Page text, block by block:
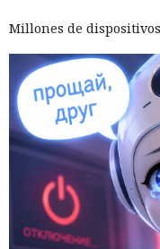
Millones de